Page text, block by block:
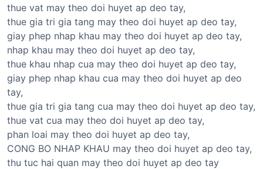
thue vat may theo doi huyet ap deo tay,
thue gia tri gia tang may theo doi huyet ap deo tay,
giay phep nhap khau may theo doi huyet ap deo tay,
nhap khau may theo doi huyet ap deo tay,
thue khau nhap cua may theo doi huyet ap deo tay,
giay phep nhap khau cua may theo doi huyet ap deo
tay,
thue gia tri gia tang cua may theo doi huyet ap deo tay,
thue vat cua may theo doi huyet ap deo tay,
phan loai may theo doi huyet ap deo tay,
CONG BO NHAP KHAU may theo doi huyet ap deo tay,
thu tuc hai quan may theo doi huyet ap deo tay